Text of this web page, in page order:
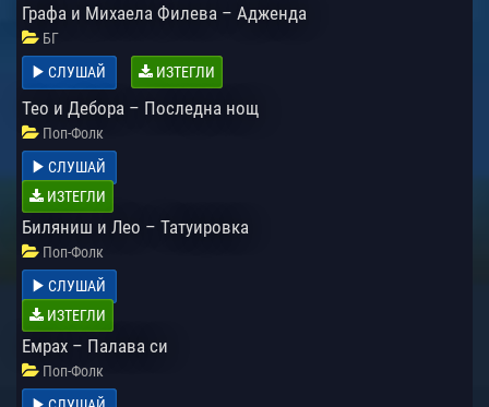
Графа и Михаела Филева – Адженда
БГ
СЛУШАЙ
ИЗТЕГЛИ
Тео и Дебора – Последна нощ
Поп-Фолк
СЛУШАЙ
ИЗТЕГЛИ
Биляниш и Лео – Татуировка
Поп-Фолк
СЛУШАЙ
ИЗТЕГЛИ
Емрах – Палава си
Поп-Фолк